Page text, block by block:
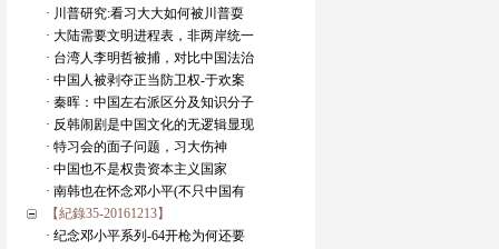
· 川普研究:看习大大如何被川普耍
· 大陆需要文明进程表，非两岸统一
· 台湾人李明哲被捕，对比中国法治
· 中国人被剥夺正当防卫权-于欢案
· 秦晖：中国左右派区分及知识分子
· 反韩闹剧是中国文化的无逻辑显现
· 特习会的面子问题，习大伤神
· 中国也不是权贵资本主义国家
· 南韩也在怀念邓小平(不只中国有
【紀錄35-20161213】
· 纪念邓小平系列-64开枪为何还要